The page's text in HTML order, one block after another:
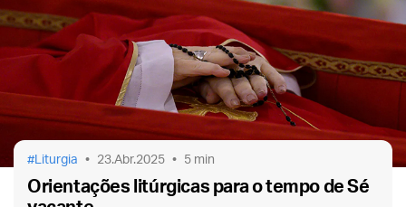
Liturgia 23.Abr.2025 5 min
Orientações litúrgicas para o tempo de Sé